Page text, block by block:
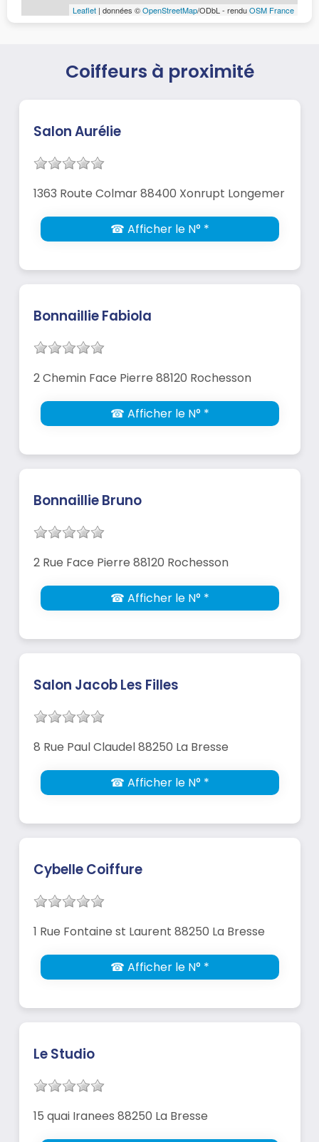
Leaflet | données ©OpenStreetMap/ODbL - renduOSM France
Coiffeurs à proximité
Salon Aurélie
1363 Route Colmar 88400 Xonrupt Longemer
☎ Afficher le N° *
Bonnaillie Fabiola
2 Chemin Face Pierre 88120 Rochesson
☎ Afficher le N° *
Bonnaillie Bruno
2 Rue Face Pierre 88120 Rochesson
☎ Afficher le N° *
Salon Jacob Les Filles
8 Rue Paul Claudel 88250 La Bresse
☎ Afficher le N° *
Cybelle Coiffure
1 Rue Fontaine st Laurent 88250 La Bresse
☎ Afficher le N° *
Le Studio
15 quai Iranees 88250 La Bresse